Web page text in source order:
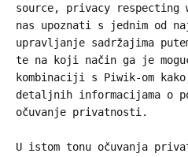
source, privacy respecting
nas upoznati s jednim od
upravljanje sadržajima
te na koji način ga je
kombinaciji s Piwik-om
detaljnih informacijama o
očuvanje privatnosti.
U istom tonu očuvanja